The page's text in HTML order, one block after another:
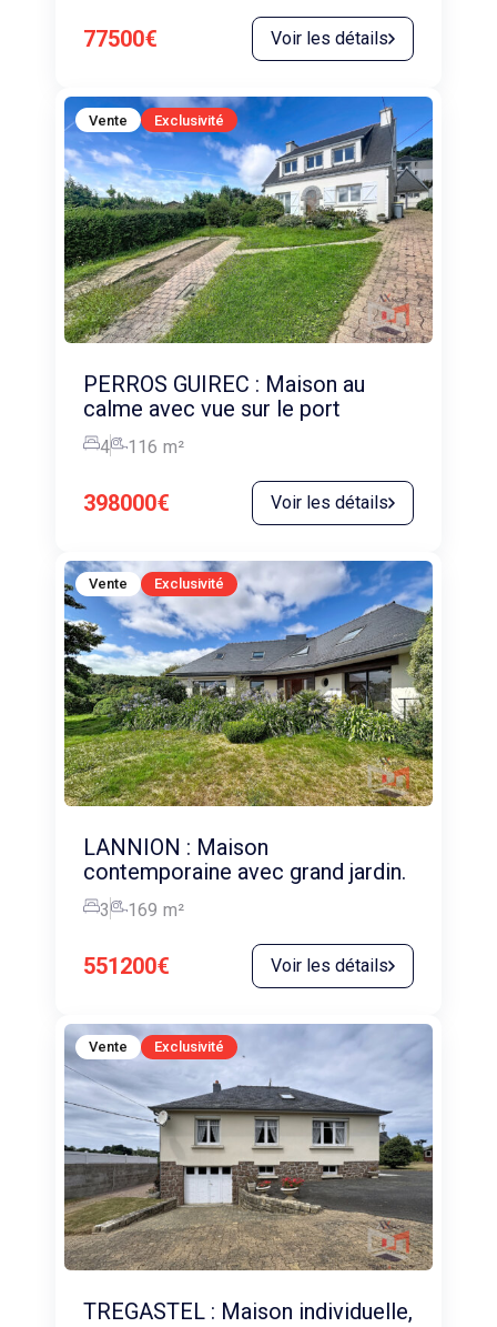
77500€ Voir les détails
Vente Exclusivité
PERROS GUIREC : Maison au
calme avec vue sur le port
4 116 m²
398000€ Voir les détails
Vente Exclusivité
LANNION : Maison
contemporaine avec grand jardin.
3 169 m²
551200€ Voir les détails
Vente Exclusivité
TREGASTEL : Maison individuelle,